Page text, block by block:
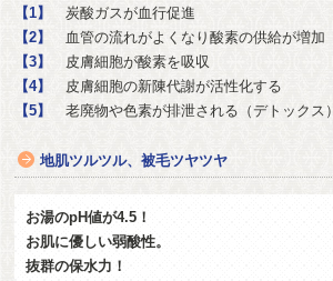
【1】
炭酸ガスが血行促進
【2】
血管の流れがよくなり酸素の供給が増加
【3】
皮膚細胞が酸素を吸収
【4】
皮膚細胞の新陳代謝が活性化する
【5】
老廃物や色素が排泄される（デトックス）
地肌ツルツル、被毛ツヤツヤ
お湯のpH値が4.5！
お肌に優しい弱酸性。
抜群の保水力！